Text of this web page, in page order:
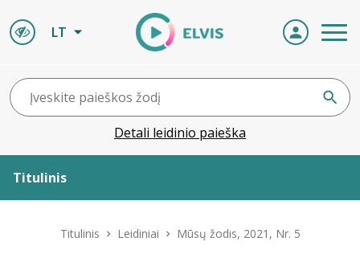
LT
Detali leidinio paieška
Titulinis
Titulinis Leidiniai Mūsų žodis, 2021, Nr. 5